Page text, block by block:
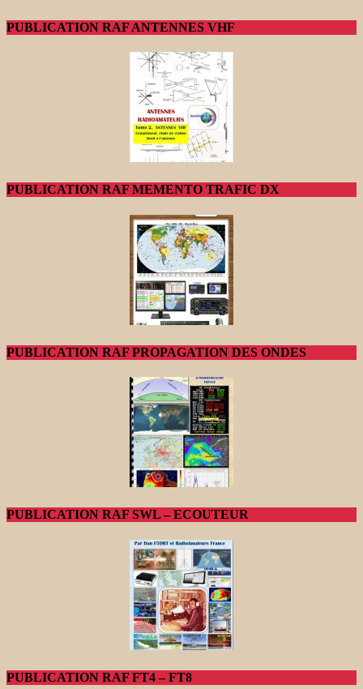
PUBLICATION RAF ANTENNES VHF
PUBLICATION RAF MEMENTO TRAFIC DX
PUBLICATION RAF PROPAGATION DES ONDES
PUBLICATION RAF SWL – ECOUTEUR
PUBLICATION RAF FT4 – FT8